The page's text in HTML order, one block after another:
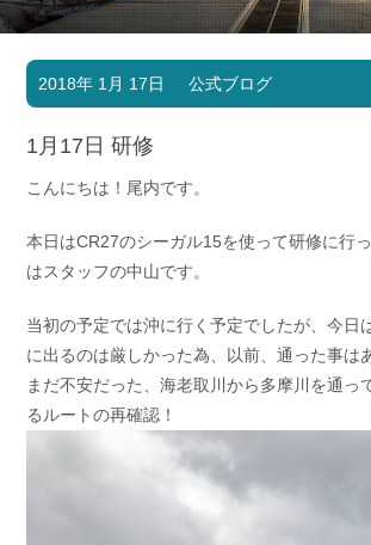
マリンクラブ
マリンライフを堪能したい！
ボート免許
長年の実績と信頼！
お問い合わせ
採用情報
Recruit
2018年 1月 17日 公式ブログ
1月17日 研修
こんにちは！尾内です。
本日はCR27のシーガル15を使って研修に行
はスタッフの中山です。
当初の予定では沖に行く予定でしたが、今日
に出るのは厳しかった為、以前、通った事は
まだ不安だった、海老取川から多摩川を通っ
るルートの再確認！